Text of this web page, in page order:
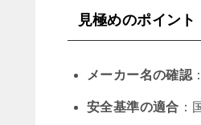
見極めのポイント
メーカー名の確認
安全基準の適合 ：